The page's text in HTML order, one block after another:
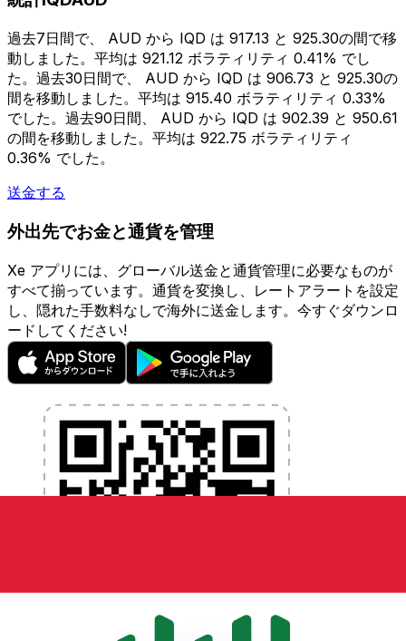
過去7日間で、 AUD から IQD は 917.13 と 925.30の間で移
動しました。平均は 921.12 ボラティリティ 0.41% でし
た。過去30日間で、 AUD から IQD は 906.73 と 925.30の
間を移動しました。平均は 915.40 ボラティリティ 0.33%
でした。過去90日間、 AUD から IQD は 902.39 と 950.61
の間を移動しました。平均は 922.75 ボラティリティ
0.36% でした。
送金する
外出先でお金と通貨を管理
Xe アプリには、グローバル送金と通貨管理に必要なものが
すべて揃っています。通貨を変換し、レートアラートを設定
し、隠れた手数料なしで海外に送金します。今すぐダウンロ
ードしてください!